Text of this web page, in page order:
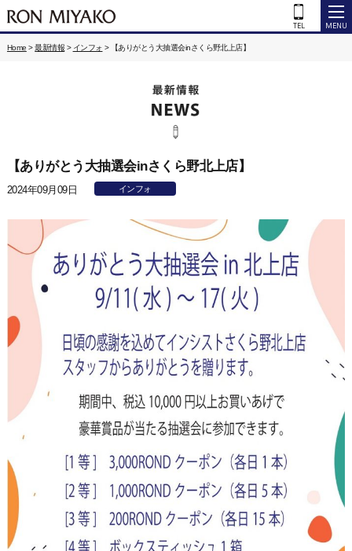
Home >最新情報 > インフォ > 【ありがとう大抽選会inさくら野北上店】
【ありがとう大抽選会inさくら野北上店】
2024年09月09日 インフォ